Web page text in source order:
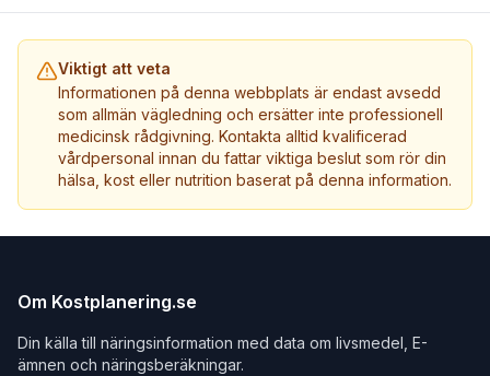
Viktigt att veta
Informationen på denna webbplats är endast avsedd
som allmän vägledning och ersätter inte professionell
medicinsk rådgivning. Kontakta alltid kvalificerad
vårdpersonal innan du fattar viktiga beslut som rör din
hälsa, kost eller nutrition baserat på denna information.
Om Kostplanering.se
Din källa till näringsinformation med data om livsmedel, E-
ämnen och näringsberäkningar.